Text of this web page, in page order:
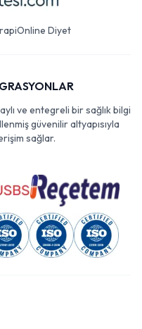
Online Diyet
ve entegreli bir sağlık bilgi
güvenilir altyapısıyla
sağlar.